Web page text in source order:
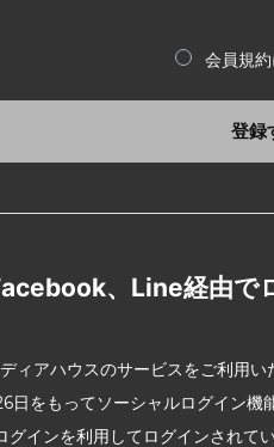
会員規
登録
、Line経由で
ィアハウスのサービスをご利用い
日をもってソーシャルログイン機
グインを利用してログインされて